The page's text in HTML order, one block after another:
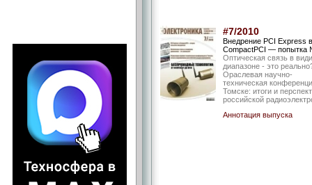
#7/2010
Внедрение PCI Express в
CompactPCI — попытка
Оптическая связь в
диапазоне - это
Ораслевая научно-
техническая
Томске: итоги и
российской
Аннотация выпуска